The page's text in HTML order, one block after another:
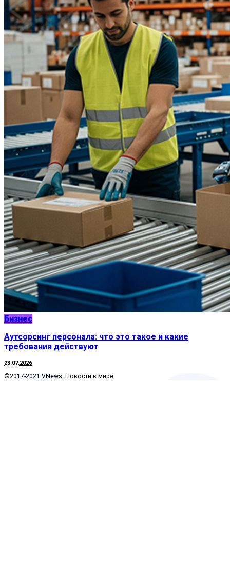
Бизнес
Аутсорсинг персонала: что это такое и какие
требования действуют
23.07.2026
©2017-2021 VNews. Новости в мире.